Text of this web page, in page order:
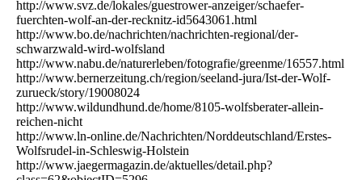
http://www.svz.de/lokales/guestrower-anzeiger/schaefer-
fuerchten-wolf-an-der-recknitz-id5643061.html
http://www.bo.de/nachrichten/nachrichten-regional/der-
schwarzwald-wird-wolfsland
http://www.nabu.de/naturerleben/fotografie/greenme/16557.html
http://www.bernerzeitung.ch/region/seeland-jura/Ist-der-Wolf-
zurueck/story/19008024
http://www.wildundhund.de/home/8105-wolfsberater-allein-
reichen-nicht
http://www.ln-online.de/Nachrichten/Norddeutschland/Erstes-
Wolfsrudel-in-Schleswig-Holstein
http://www.jaegermagazin.de/aktuelles/detail.php?